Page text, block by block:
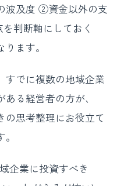
波及度 ②資金以外の支
判断軸にしておく
ます。
すでに複数の地域企業
る経営者の方が、
の思考整理にお役立て
企業に投資すべき